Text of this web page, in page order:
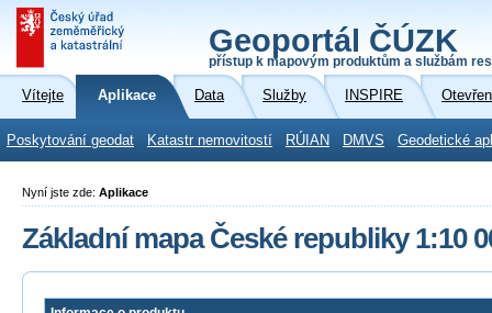
Geoportál ČÚZK
přístup k mapovým produktům a službám
Vítejte Aplikace Data Služby INSPIRE
Poskytování geodat Katastr nemovitostí RÚIAN DMVS Geodetické
Nyní jste zde: Aplikace
Základní mapa České republiky 1:10